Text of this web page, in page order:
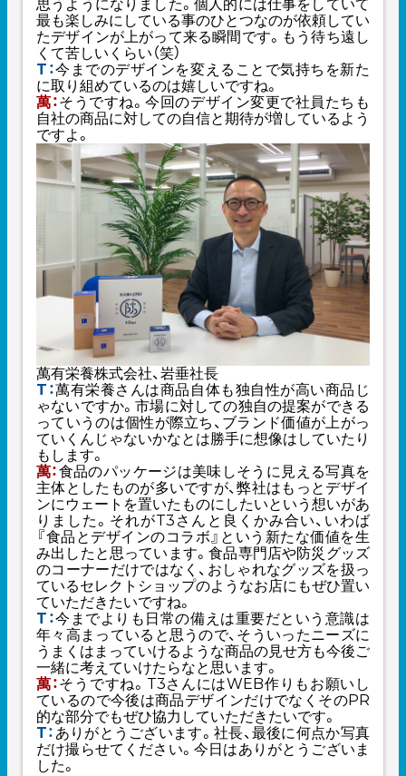
思うようになりました。個人的には仕事をしていて
最も楽しみにしている事のひとつなのが依頼してい
たデザインが上がって来る瞬間です。もう待ち遠し
くて苦しいくらい（笑）
T：今までのデザインを変えることで気持ちを新た
に取り組めているのは嬉しいですね。
萬：そうですね。今回のデザイン変更で社員たちも
自社の商品に対しての自信と期待が増しているよう
ですよ。
萬有栄養株式会社、岩垂社長
T：萬有栄養さんは商品自体も独自性が高い商品じ
ゃないですか。市場に対しての独自の提案ができる
っていうのは個性が際立ち、ブランド価値が上がっ
ていくんじゃないかなとは勝手に想像はしていたり
もします。
萬：食品のパッケージは美味しそうに見える写真を
主体としたものが多いですが、弊社はもっとデザイ
ンにウェートを置いたものにしたいという想いがあ
りました。それがT3さんと良くかみ合い、いわば
『食品とデザインのコラボ』という新たな価値を生
み出したと思っています。食品専門店や防災グッズ
のコーナーだけではなく、おしゃれなグッズを扱っ
ているセレクトショップのようなお店にもぜひ置い
ていただきたいですね。
T：今までよりも日常の備えは重要だという意識は
年々高まっていると思うので、そういったニーズに
うまくはまっていけるような商品の見せ方も今後ご
一緒に考えていけたらなと思います。
萬：そうですね。T3さんにはWEB作りもお願いし
ているので今後は商品デザインだけでなくそのPR
的な部分でもぜひ協力していただきたいです。
T： ありがとうございます。社長、最後に何点か写真
だけ撮らせてください。今日はありがとうございま
した。